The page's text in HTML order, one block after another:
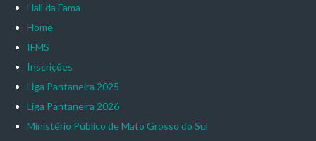
Hall da Fama
Home
IFMS
Inscrições
Liga Pantaneira 2025
Liga Pantaneira 2026
Ministério Público de Mato Grosso do Sul